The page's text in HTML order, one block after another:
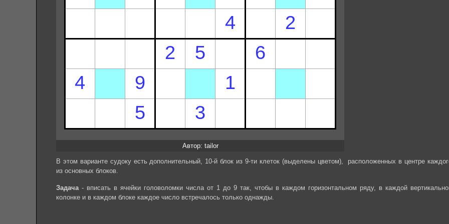
Автор: tailor
В этом варианте судоку есть дополнительный, 10-й блок из 9-ти клеток (выделены цветом), расположенных в центре
из основных блоков.
Задача- вписать в ячейки головоломки числа от 1 до 9 так, чтобы в каждом горизонтальном ряду, в каждой
колонке и в каждом блоке каждое число встречалось только однажды.